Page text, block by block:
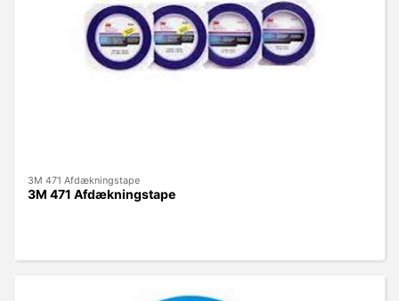
3M 471 Afdækningstape
3M 471 Afdækningstape